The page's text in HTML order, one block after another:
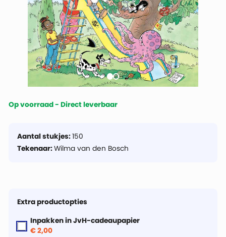
Op voorraad - Direct leverbaar
Aantal stukjes:150
Tekenaar:Wilma van den Bosch
Extra productopties
Inpakken in JvH-cadeaupapier
€ 2,00